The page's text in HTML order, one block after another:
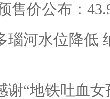
售价公布：
瑙河水位降低
谢“地铁吐血